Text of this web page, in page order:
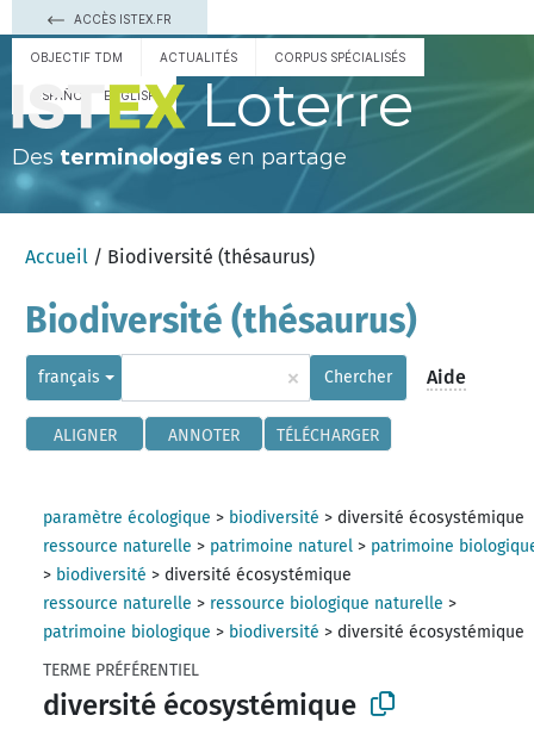
ACCÈS ISTEX.FR
OBJECTIF TDM ACTUALITÉS CORPUS SPÉCIALISÉS
ESPAÑOL ENGLISH Loterre
Des terminologies en partage
Accueil / Biodiversité (thésaurus)
Biodiversité (thésaurus)
français × Chercher Aide
ALIGNER ANNOTER TÉLÉCHARGER
paramètre écologique > biodiversité > diversité écosystémique
ressource naturelle > patrimoine naturel > patrimoine
> biodiversité > diversité écosystémique
ressource naturelle > ressource biologique naturelle >
patrimoine biologique > biodiversité > diversité écosystémique
TERME PRÉFÉRENTIEL
diversité écosystémique